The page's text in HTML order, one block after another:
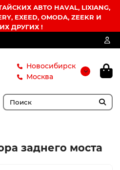
АВТО HAVAL, LIXIANG,
EXEED, OMODA, ZEEKR И
ДРУГИХ !
Новосибирск
Москва
заднего моста